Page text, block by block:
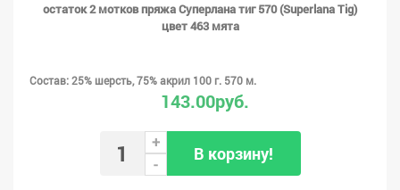
остаток 2 мотков пряжа Суперлана тиг 570 (Superlana Tig)
цвет 463 мята
Состав: 25% шерсть, 75% акрил 100 г. 570 м.
143.00руб.
+
-
В корзину!